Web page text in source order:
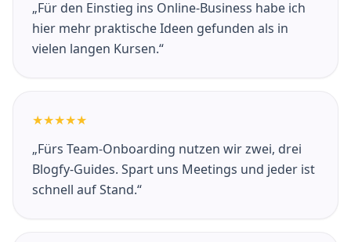
„Für den Einstieg ins Online-Business habe ich
hier mehr praktische Ideen gefunden als in
vielen langen Kursen.“
★★★★★
„Fürs Team-Onboarding nutzen wir zwei, drei
Blogfy-Guides. Spart uns Meetings und jeder ist
schnell auf Stand.“